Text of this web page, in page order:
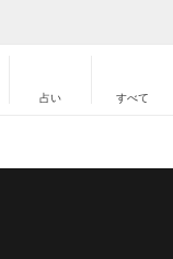
占い すべて